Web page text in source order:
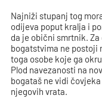
Najniži stupanj tog
odijeva poput kralja i
da je obični smrtnik.
bogatstvima ne postoji
toga osobe koje ga
Plod navezanosti na
bogataš ne vidi
njegovih vrata.